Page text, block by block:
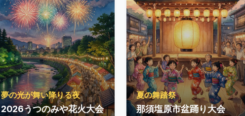
夢の光が舞い降りる夜
2026うつのみや花火大会
夏の舞踏祭
那須塩原市盆踊り大会